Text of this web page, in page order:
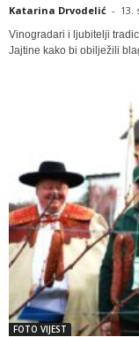
Katarina Drvodelić - 13.
Vinogradari i ljubitelji
Jajtine kako bi obilježili
FOTO VIJEST